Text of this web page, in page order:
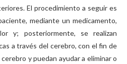
El procedimiento a seguir es
mediante un medicamento,
y; posteriormente, se realizan
a través del cerebro, con el fin de
y puedan ayudar a eliminar o